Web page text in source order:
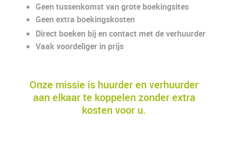
Geen tussenkomst van grote boekingsites
Geen extra boekingskosten
Direct boeken bij en contact met de verhuurder
Vaak voordeliger in prijs
Onze missie is huurder en verhuurder
aan elkaar te koppelen zonder extra
kosten voor u.